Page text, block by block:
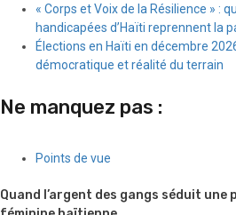
« Corps et Voix de la Résilience » :
handicapées d’Haïti reprennent la
Élections en Haïti en décembre
démocratique et réalité du terrain
Ne manquez pas :
Points de vue
Quand l’argent des gangs séduit une